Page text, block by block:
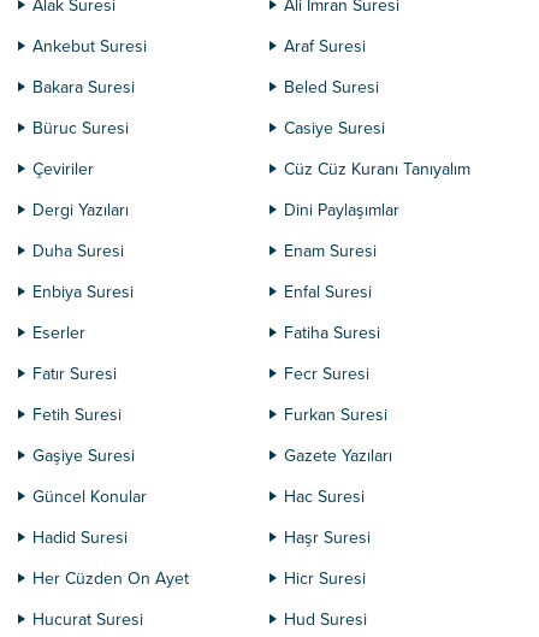
Alak Suresi
Ali İmran Suresi
Ankebut Suresi
Araf Suresi
Bakara Suresi
Beled Suresi
Büruc Suresi
Casiye Suresi
Çeviriler
Cüz Cüz Kuranı Tanıyalım
Dergi Yazıları
Dini Paylaşımlar
Duha Suresi
Enam Suresi
Enbiya Suresi
Enfal Suresi
Eserler
Fatiha Suresi
Fatır Suresi
Fecr Suresi
Fetih Suresi
Furkan Suresi
Gaşiye Suresi
Gazete Yazıları
Güncel Konular
Hac Suresi
Hadid Suresi
Haşr Suresi
Her Cüzden On Ayet
Hicr Suresi
Hucurat Suresi
Hud Suresi